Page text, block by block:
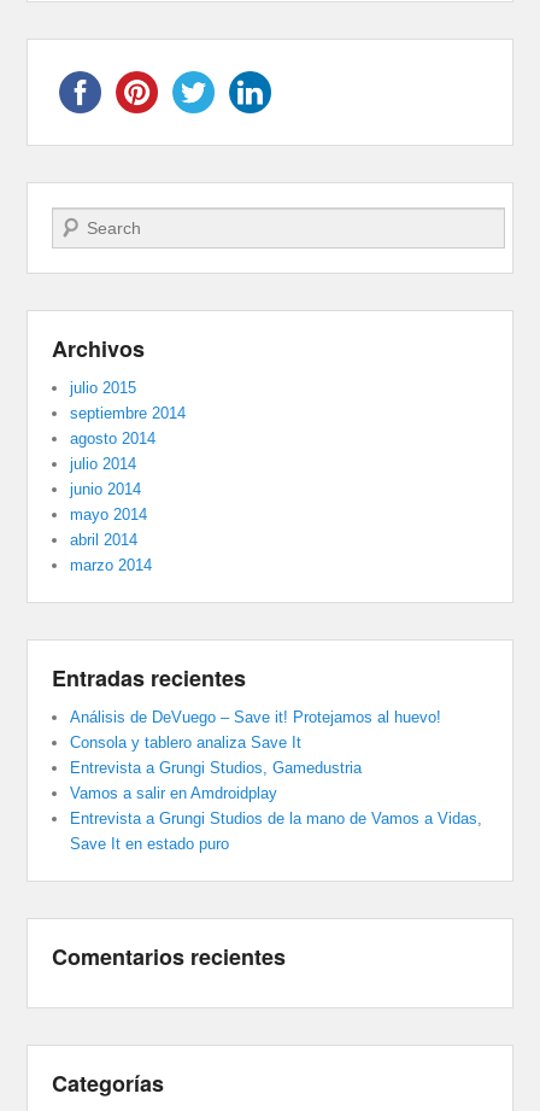
Buscar
Archivos
julio 2015
septiembre 2014
agosto 2014
julio 2014
junio 2014
mayo 2014
abril 2014
marzo 2014
Entradas recientes
Análisis de DeVuego – Save it! Protejamos al huevo!
Consola y tablero analiza Save It
Entrevista a Grungi Studios, Gamedustria
Vamos a salir en Amdroidplay
Entrevista a Grungi Studios de la mano de Vamos a Vidas,
Save It en estado puro
Comentarios recientes
Categorías